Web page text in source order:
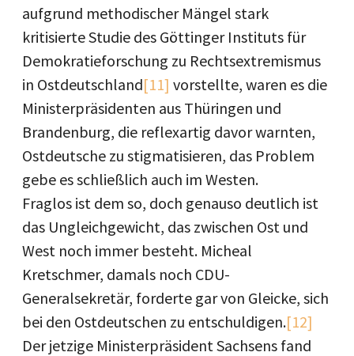
aufgrund methodischer Mängel stark
kritisierte Studie des Göttinger Instituts für
Demokratieforschung zu Rechtsextremismus
in Ostdeutschland[11] vorstellte, waren es die
Ministerpräsidenten aus Thüringen und
Brandenburg, die reflexartig davor warnten,
Ostdeutsche zu stigmatisieren, das Problem
gebe es schließlich auch im Westen.
Fraglos ist dem so, doch genauso deutlich ist
das Ungleichgewicht, das zwischen Ost und
West noch immer besteht. Micheal
Kretschmer, damals noch CDU-
Generalsekretär, forderte gar von Gleicke, sich
bei den Ostdeutschen zu entschuldigen.[12]
Der jetzige Ministerpräsident Sachsens fand